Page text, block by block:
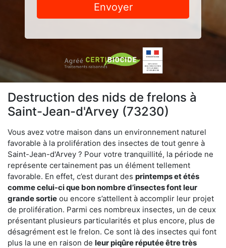
Envoyer
Destruction des nids de frelons à
Saint-Jean-d'Arvey (73230)
Vous avez votre maison dans un environnement naturel
favorable à la prolifération des insectes de tout genre à
Saint-Jean-d'Arvey ? Pour votre tranquillité, la période ne
représente certainement pas un élément tellement
favorable. En effet, c’est durant des printemps et étés
comme celui-ci que bon nombre d’insectes font leur
grande sortie ou encore s’attellent à accomplir leur projet
de prolifération. Parmi ces nombreux insectes, un de ceux
présentant plusieurs particularités et plus encore, plus de
désagrément est le frelon. Ce sont là des insectes qui font
plus la une en raison de leur piqûre réputée être très